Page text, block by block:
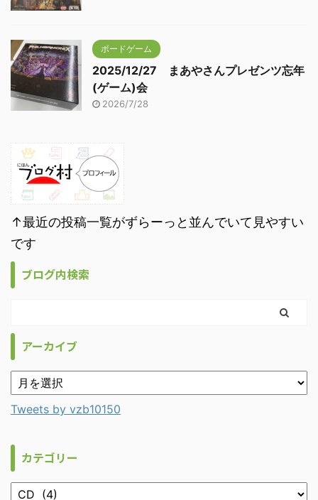
ボードゲーム
2025/12/27 まあやさんプレゼンツ忘年
(ゲーム)会
2026/7/28
↑最近の投稿一覧がずらーっと並んでいて見やすい
です
ブログ内検索
アーカイブ
Tweets by vzb10150
カテゴリー